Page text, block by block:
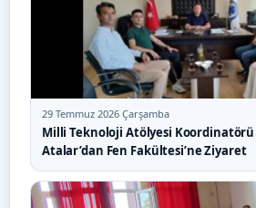
ALMAK
İSTEYEN…
29 Temmuz 2026 Çarşamba
Milli Teknoloji Atölyesi
Atalar’dan Fen Fakültesi’ne Ziyaret